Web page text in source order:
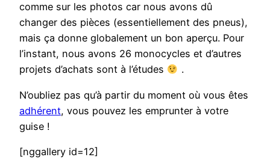
comme sur les photos car nous avons dû
changer des pièces (essentiellement des pneus),
mais ça donne globalement un bon aperçu. Pour
l’instant, nous avons 26 monocycles et d’autres
projets d’achats sont à l’études
.
N’oubliez pas qu’à partir du moment où vous êtes
adhérent, vous pouvez les emprunter à votre
guise !
[nggallery id=12]